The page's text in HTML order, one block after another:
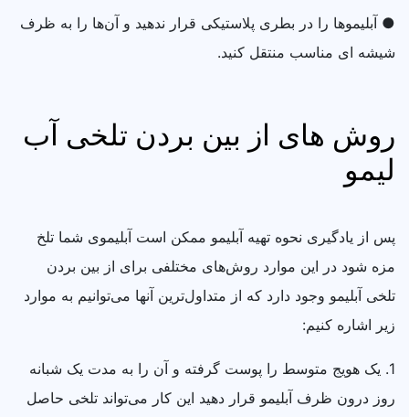
● آبلیموها را در بطری پلاستیکی قرار ندهید و آن‌ها را به ظرف
شیشه‌ ای مناسب منتقل کنید.
روش های از بین بردن تلخی آب
لیمو
پس از یادگیری نحوه تهیه آبلیمو ممکن است آبلیموی شما تلخ
مزه شود در این موارد روش‌های مختلفی برای از بین بردن
تلخی آبلیمو وجود دارد که از متداول‌ترین آنها می‌توانیم به موارد
زیر اشاره کنیم:
1. یک هویج متوسط را پوست گرفته و آن را به مدت یک شبانه
روز درون ظرف آبلیمو قرار دهید این کار می‌تواند تلخی حاصل